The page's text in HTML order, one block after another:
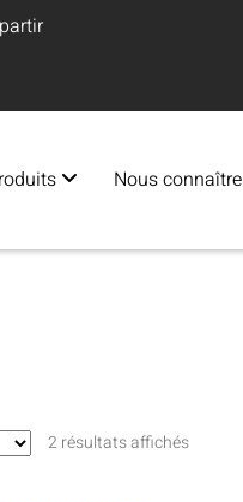
Nous connaître
2 résultats affichés